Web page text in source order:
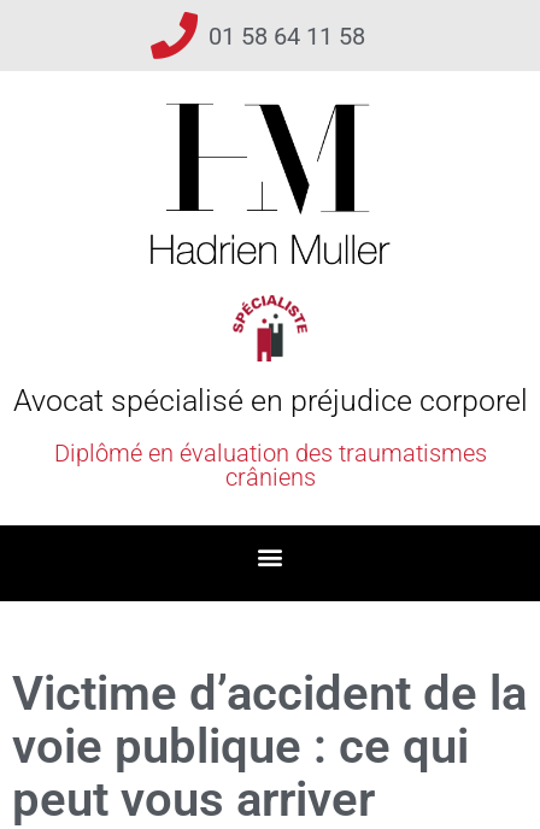
01 58 64 11 58
Avocat spécialisé en préjudice corporel
Diplômé en évaluation des traumatismes
crâniens
Victime d’accident de la
voie publique : ce qui
peut vous arriver